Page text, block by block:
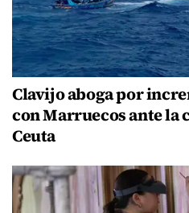
Clavijo aboga por
con Marruecos ante
Ceuta